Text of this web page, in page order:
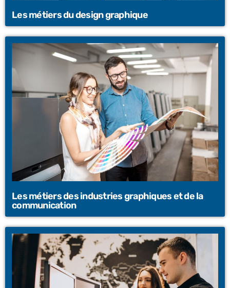
Les métiers du design graphique
Les métiers des industries graphiques et de la
communication